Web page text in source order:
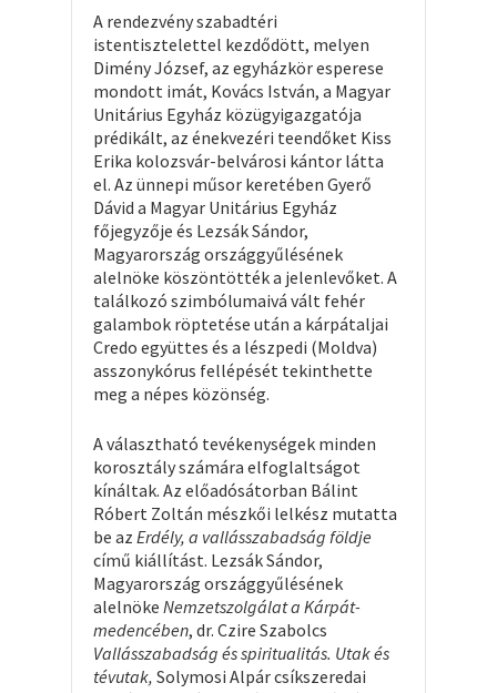
A rendezvény szabadtéri
istentisztelettel kezdődött, melyen
Dimény József, az egyházkör esperese
mondott imát, Kovács István, a Magyar
Unitárius Egyház közügyigazgatója
prédikált, az énekvezéri teendőket Kiss
Erika kolozsvár-belvárosi kántor látta
el. Az ünnepi műsor keretében Gyerő
Dávid a Magyar Unitárius Egyház
főjegyzője és Lezsák Sándor,
Magyarország országgyűlésének
alelnöke köszöntötték a jelenlevőket. A
találkozó szimbólumaivá vált fehér
galambok röptetése után a kárpátaljai
Credo együttes és a lészpedi (Moldva)
asszonykórus fellépését tekinthette
meg a népes közönség.
A választható tevékenységek minden
korosztály számára elfoglaltságot
kínáltak. Az előadósátorban Bálint
Róbert Zoltán mészkői lelkész mutatta
be az Erdély, a vallásszabadság földje
című kiállítást. Lezsák Sándor,
Magyarország országgyűlésének
alelnöke Nemzetszolgálat a Kárpát-
medencében, dr. Czire Szabolcs
Vallásszabadság és spiritualitás. Utak és
tévutak, Solymosi Alpár csíkszeredai